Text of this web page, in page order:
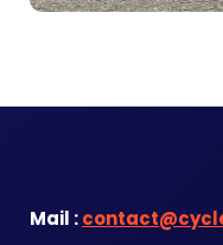
Mail :